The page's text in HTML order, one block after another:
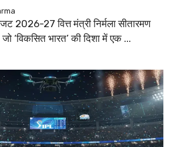
2026-27 वित्त मंत्री निर्मला सीतारमण
जो ‘विकसित भारत’ की दिशा में एक ...